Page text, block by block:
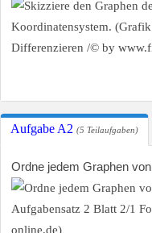
Aufgabe A2 (5 Teilaufgaben)
Ordne jedem Graphen von